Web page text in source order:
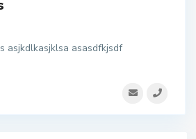
asjkdlkasjklsa asasdfkjsdf